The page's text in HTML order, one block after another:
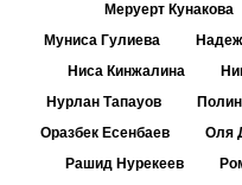
Меруерт Кунакова
Муниса Гулиева
Ниса Кинжалина
Нурлан Тапауов
Оразбек Есенбаев
Оля
Рашид Нурекеев